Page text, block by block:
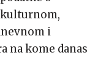
i
na kome danas